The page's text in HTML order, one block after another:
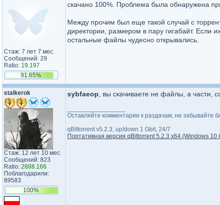
Стаж: 7 лет 7 мес.
Сообщений: 29
Ratio: 19.197
91.65%
скачано 100%. Проблема была обнаружена
Между прочим был еще такой случай с
директории, размером в пару гигабайт. Если
остальные файлы чудесно открывались.
stalkerok
Стаж: 12 лет 10 мес.
Сообщений: 823
Ratio: 2888.166
Поблагодарили:
89583
100%
sybfaeop , вы скачиваете не файлы, а части,
Оставляйте комментарии к раздачам, не забывайте
qBittorrent v5.2.3, up/down 1 Gbit, 24/7
Портативная версия qBittorrent 5.2.3 x64 (Windows